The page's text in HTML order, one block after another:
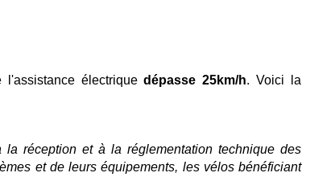
électriquedépasse 25km/h. Voici la
réception et à la réglementation technique des
et de leurs équipements, les vélos bénéficiant